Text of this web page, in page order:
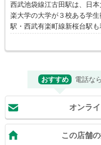
西武池袋線江古田駅は、日
楽大学の大学が３校ある学
駅・西武有楽町線新桜台駅
町方面へ一本で行ける利便
楽しまれています。 お部屋
にサポート致します。 尚、
な時間がない、というお客
ＬＩＮＥでのお部屋のご紹
さい。お部屋探しは是非、
おすすめ 電話な
オンラ
この店舗